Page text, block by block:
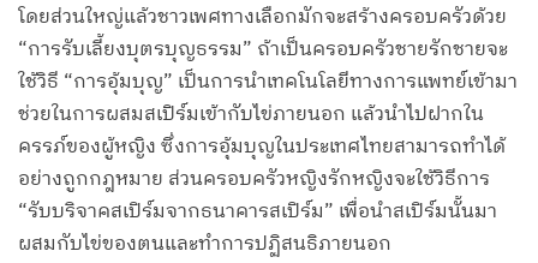
โดยส่วนใหญ่แล้วชาวเพศทางเลือกมักจะสร้างครอบครัวด้วย
“การรับเลี้ยงบุตรบุญธรรม” ถ้าเป็นครอบครัวชายรักชายจะ
ใช้วิธี “การอุ้มบุญ” เป็นการนำเทคโนโลยีทางการแพทย์เข้ามา
ช่วยในการผสมสเปิร์มเข้ากับไข่ภายนอก แล้วนำไปฝากใน
ครรภ์ของผู้หญิง ซึ่งการอุ้มบุญในประเทศไทยสามารถทำได้
อย่างถูกกฎหมาย ส่วนครอบครัวหญิงรักหญิงจะใช้วิธีการ
“รับบริจาคสเปิร์มจากธนาคารสเปิร์ม” เพื่อนำสเปิร์มนั้นมา
ผสมกับไข่ของตนและทำการปฏิสนธิภายนอก